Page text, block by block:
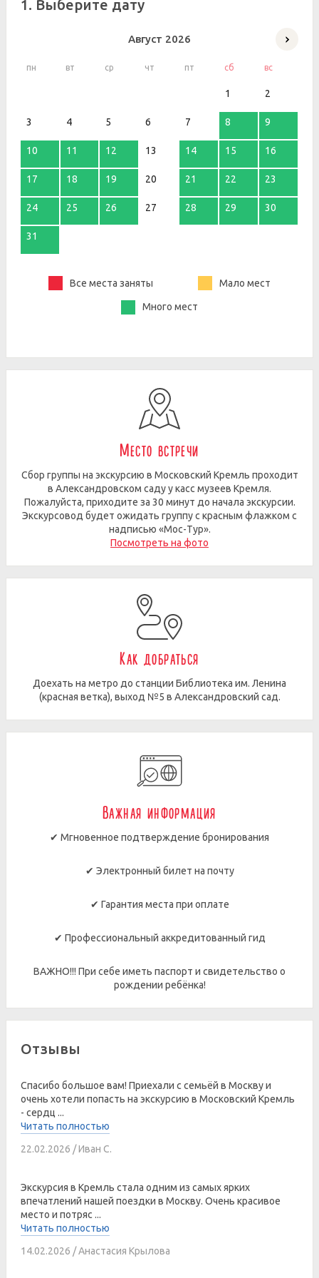
1. Выберите дату
Август 2026
пн вт ср чт пт сб вс
1 2
3 4 5 6 7 8 9
10 11 12 13 14 15 16
17 18 19 20 21 22 23
24 25 26 27 28 29 30
31
Все места заняты Мало мест
Много мест
Место встречи
Сбор группы на экскурсию в Московский Кремль проходит
в Александровском саду у касс музеев Кремля.
Пожалуйста, приходите за 30 минут до начала экскурсии.
Экскурсовод будет ожидать группу с красным флажком с
надписью «Мос-Тур».
Посмотреть на фото
Как добраться
Доехать на метро до станции Библиотека им. Ленина
(красная ветка), выход №5 в Александровский сад.
Важная информация
✔ Мгновенное подтверждение бронирования
✔ Электронный билет на почту
✔ Гарантия места при оплате
✔ Профессиональный аккредитованный гид
ВАЖНО!!! При себе иметь паспорт и свидетельство о
рождении ребёнка!
Отзывы
Спасибо большое вам! Приехали с семьёй в Москву и
очень хотели попасть на экскурсию в Московский Кремль
- сердц ...
Читать полностью
22.02.2026 / Иван С.
Экскурсия в Кремль стала одним из самых ярких
впечатлений нашей поездки в Москву. Очень красивое
место и потряс ...
Читать полностью
14.02.2026 / Анастасия Крылова